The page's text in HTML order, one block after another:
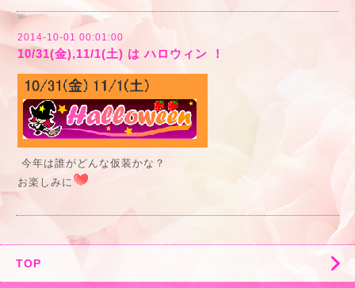
2014-10-01 00:01:00
10/31(金),11/1(土) は ハロウィン ！
今年は誰がどんな仮装かな？
お楽しみに
TOP